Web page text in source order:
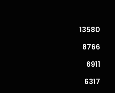
13580
8766
6911
6317